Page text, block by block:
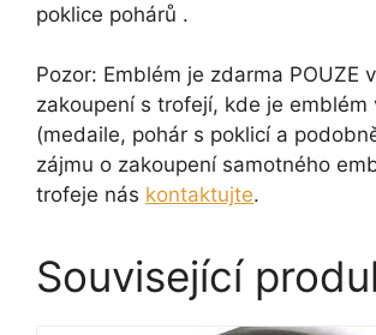
poklice pohárů .
Pozor: Emblém je zdarma POUZE
zakoupení s trofejí, kde je emblém
(medaile, pohár s poklicí a
zájmu o zakoupení samotného
trofeje nás kontaktujte.
Související